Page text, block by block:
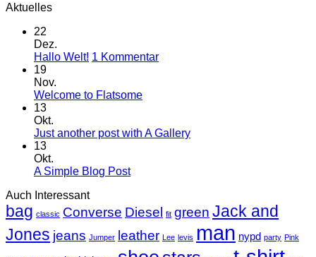
Aktuelles
22
Dez.
Hallo Welt! 1 Kommentarzu
19
Nov.
Welcome to FlatsomeKeine
Welcome
13
Okt.
Just another post with A GalleryKeine
with
A
Gallery
13
Okt.
A Simple Blog PostKeine
A
Simple
Blog
Auch Interessant
bag classic Converse Diesel fit green Jack and
Jones jeans Jumper leather Lee levis man nypd party Pink